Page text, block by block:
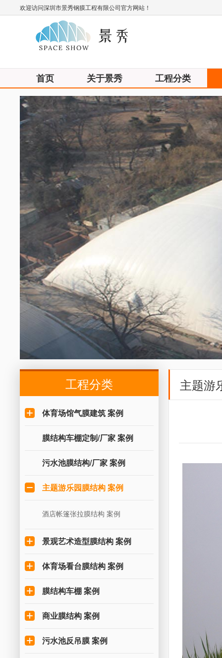
欢迎访问深圳市景秀钢膜工程有限公司官方网站！
首页 关于景秀 工程分类
工程分类
体育场馆气膜建筑 案例
膜结构车棚定制/厂家 案例
污水池膜结构/厂家 案例
主题游乐园膜结构 案例
酒店帐篷张拉膜结构 案例
景观艺术造型膜结构 案例
体育场看台膜结构 案例
膜结构车棚 案例
商业膜结构 案例
污水池反吊膜 案例
主题游